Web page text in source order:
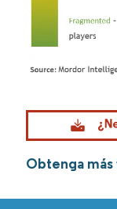
Obtenga